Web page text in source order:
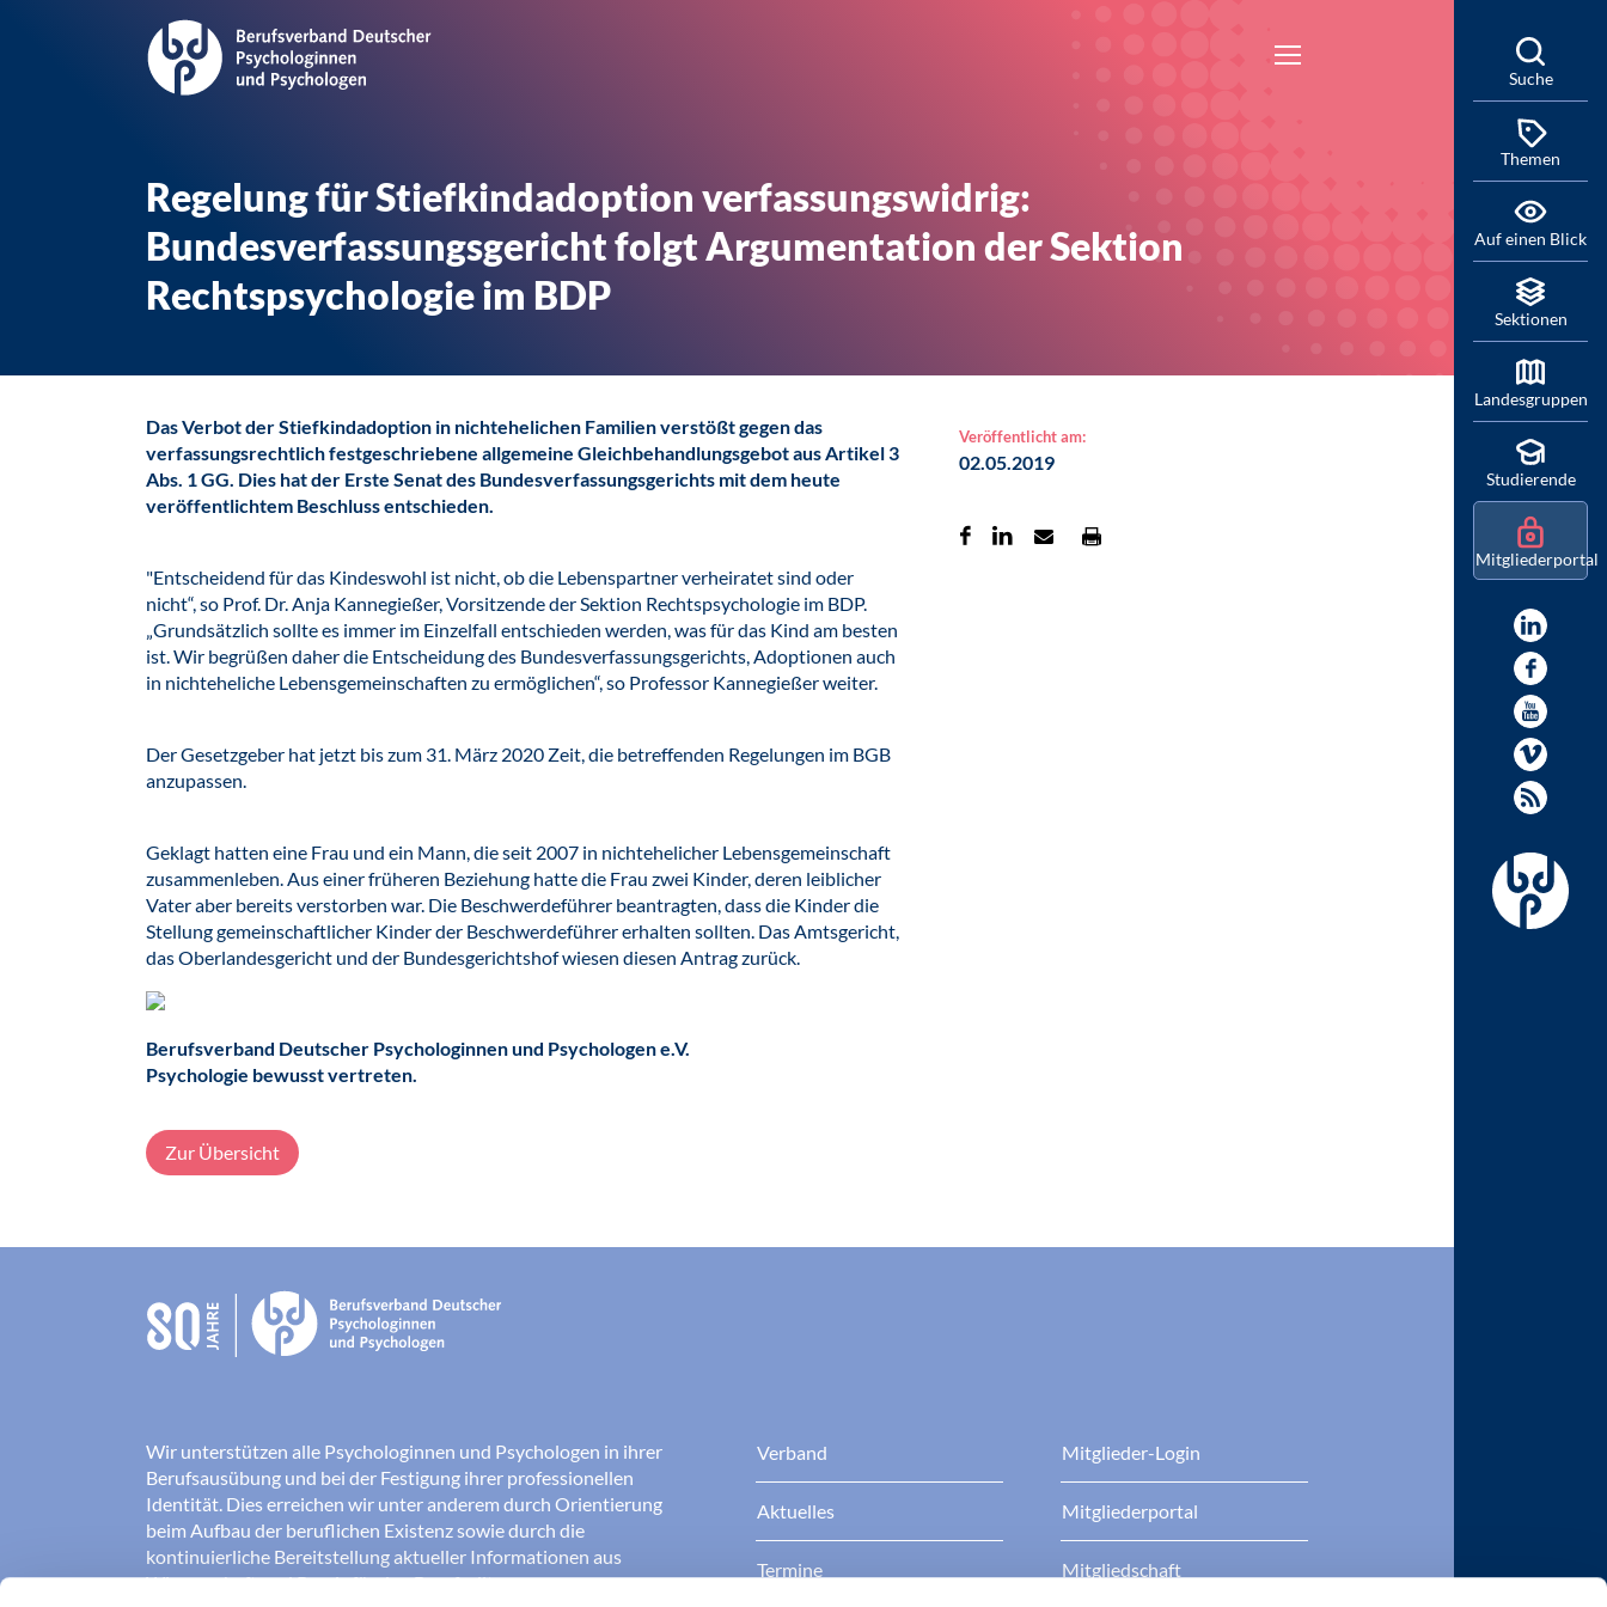
Regelung für Stiefkindadoption verfassungswidrig:
Bundesverfassungsgericht folgt Argumentation der Sektion
Rechtspsychologie im BDP
Das Verbot der Stiefkindadoption in nichtehelichen Familien verstößt gegen das
verfassungsrechtlich festgeschriebene allgemeine Gleichbehandlungsgebot aus Artikel 3
Abs. 1 GG. Dies hat der Erste Senat des Bundesverfassungsgerichts mit dem heute
veröffentlichtem Beschluss entschieden.
"Entscheidend für das Kindeswohl ist nicht, ob die Lebenspartner verheiratet sind oder
nicht“, so Prof. Dr. Anja Kannegießer, Vorsitzende der Sektion Rechtspsychologie im BDP.
„Grundsätzlich sollte es immer im Einzelfall entschieden werden, was für das Kind am besten
ist. Wir begrüßen daher die Entscheidung des Bundesverfassungsgerichts, Adoptionen auch
in nichteheliche Lebensgemeinschaften zu ermöglichen“, so Professor Kannegießer weiter.
Der Gesetzgeber hat jetzt bis zum 31. März 2020 Zeit, die betreffenden Regelungen im BGB
anzupassen.
Geklagt hatten eine Frau und ein Mann, die seit 2007 in nichtehelicher Lebensgemeinschaft
zusammenleben. Aus einer früheren Beziehung hatte die Frau zwei Kinder, deren leiblicher
Vater aber bereits verstorben war. Die Beschwerdeführer beantragten, dass die Kinder die
Stellung gemeinschaftlicher Kinder der Beschwerdeführer erhalten sollten. Das Amtsgericht,
das Oberlandesgericht und der Bundesgerichtshof wiesen diesen Antrag zurück.
Berufsverband Deutscher Psychologinnen und Psychologen e.V.
Psychologie bewusst vertreten.
Veröffentlicht am:
02.05.2019
Zur Übersicht
Wir unterstützen alle Psychologinnen und Psychologen in ihrer
Berufsausübung und bei der Festigung ihrer professionellen
Identität. Dies erreichen wir unter anderem durch Orientierung
beim Aufbau der beruflichen Existenz sowie durch die
kontinuierliche Bereitstellung aktueller Informationen aus
Wissenschaft und Praxis für den Berufsalltag.
Verband
Aktuelles
Termine
Mitglieder-Login
Mitgliederportal
Mitgliedschaft
Suche
Themen
Auf einen Blick
Sektionen
Landesgruppen
Studierende
Mitgliederportal